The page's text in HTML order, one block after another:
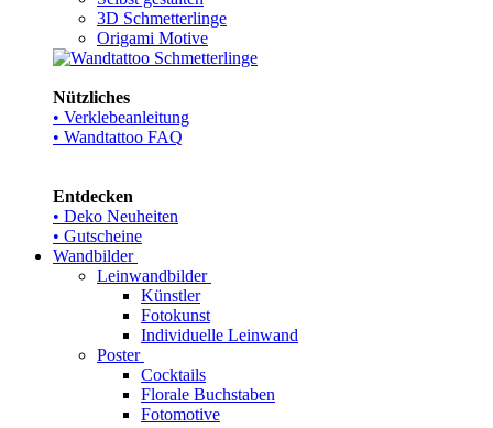
3D Schmetterlinge
Origami Motive
Nützliches
• Verklebeanleitung
• Wandtattoo FAQ
Entdecken
• Deko Neuheiten
• Gutscheine
Wandbilder
Leinwandbilder
Künstler
Fotokunst
Individuelle Leinwand
Poster
Cocktails
Florale Buchstaben
Fotomotive